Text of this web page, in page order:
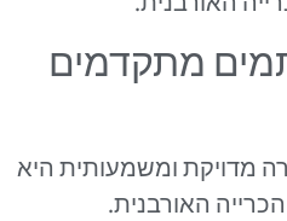
מתקדמים
מדויקת ומשמעותית היא
האורבנית.